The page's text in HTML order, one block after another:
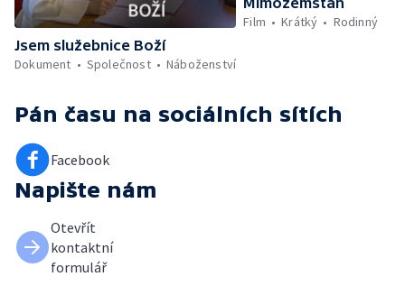
Jsem služebnice Boží
Dokument
Společnost Náboženství
Film
Krátký Rodinný
Pán času na sociálních sítích
Facebook
Napište nám
Otevřít
kontaktní
formulář